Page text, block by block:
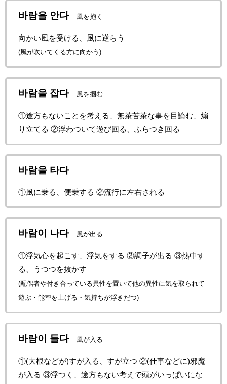
바람을 안다 風を抱く
向かい風を受ける、風に逆らう
(風が吹いてくる方に向かう)
바람을 잡다 風を掴む
①途方もないことを考える、無茶苦茶な事を目論む、煽
り立てる ②浮わついて遊び回る、ふらつき回る
바람을 타다
①風に乗る、便乗する ②流行に左右される
바람이 나다 風が出る
①浮気心を起こす、浮気をする ②調子が出る ③熱中す
る、うつつを抜かす
(配偶者や付き合っている異性を置いて他の異性に気を取られて
遊ぶ・能率を上げる・気持ちが浮きだつ)
바람이 들다 風が入る
①(大根などが)すが入る、すが立つ ②(仕事などに)邪魔
が入る ③浮つく、途方もない考えで頭がいっぱいにな